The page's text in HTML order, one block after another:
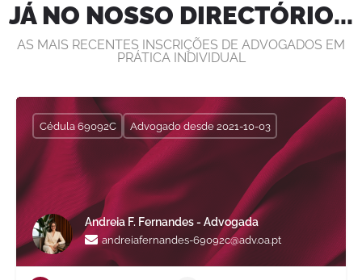
JÁ NO NOSSO DIRECTÓRIO...
AS MAIS RECENTES INSCRIÇÕES DE ADVOGADOS EM
PRÁTICA INDIVIDUAL
Andreia F. Fernandes - Advogada
andreiafernandes-69092c@adv.oa.pt
Cédula 69092C Advogado desde 2021-10-03